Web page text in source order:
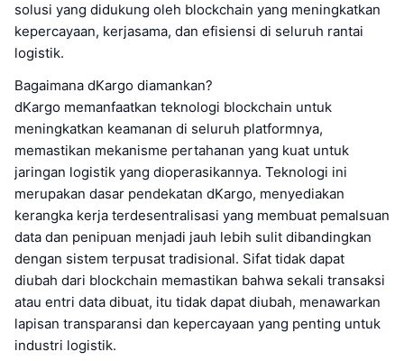
solusi yang didukung oleh blockchain yang meningkatkan
kepercayaan, kerjasama, dan efisiensi di seluruh rantai
logistik.
Bagaimana dKargo diamankan?
dKargo memanfaatkan teknologi blockchain untuk
meningkatkan keamanan di seluruh platformnya,
memastikan mekanisme pertahanan yang kuat untuk
jaringan logistik yang dioperasikannya. Teknologi ini
merupakan dasar pendekatan dKargo, menyediakan
kerangka kerja terdesentralisasi yang membuat pemalsuan
data dan penipuan menjadi jauh lebih sulit dibandingkan
dengan sistem terpusat tradisional. Sifat tidak dapat
diubah dari blockchain memastikan bahwa sekali transaksi
atau entri data dibuat, itu tidak dapat diubah, menawarkan
lapisan transparansi dan kepercayaan yang penting untuk
industri logistik.